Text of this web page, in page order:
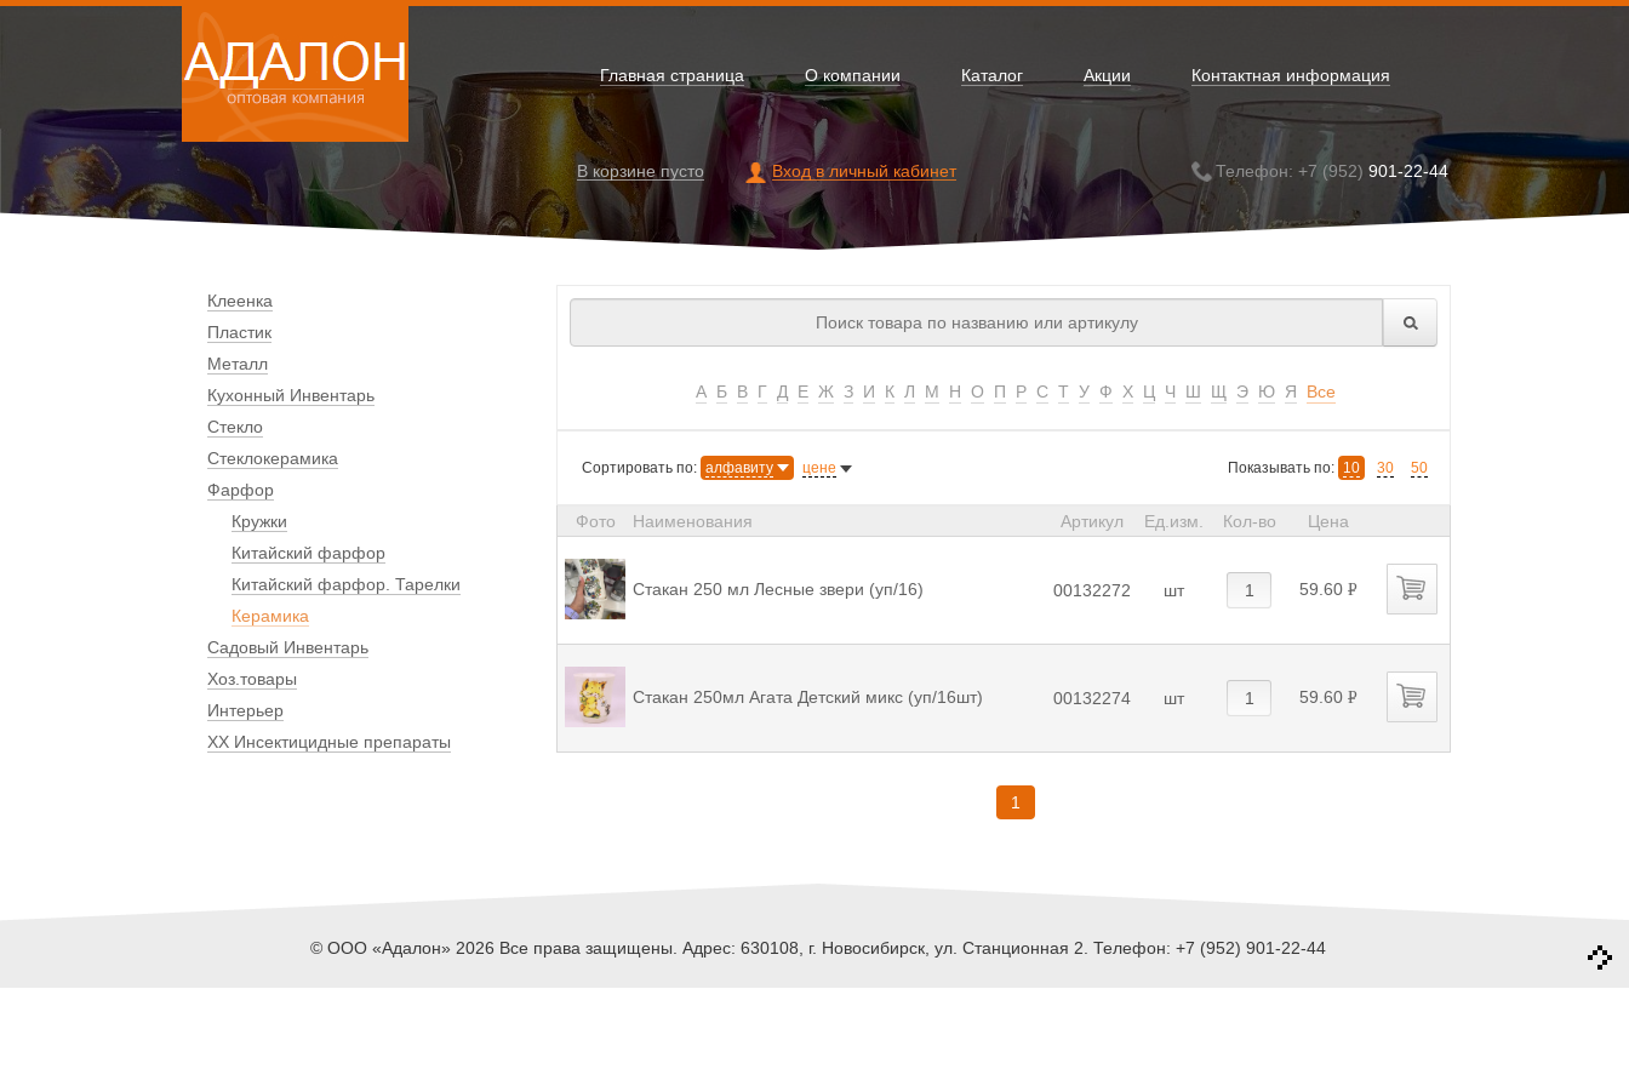
Главная страница О компании Каталог Акции Контактная информация
В корзине пусто Вход в личный кабинет Телефон: +7 (952) 901-22-44
Клеенка
Пластик
Металл
Кухонный Инвентарь
Стекло
Стеклокерамика
Фарфор
Кружки
Китайский фарфор
Китайский фарфор. Тарелки
Керамика
Садовый Инвентарь
Хоз.товары
Интерьер
ХХ Инсектицидные препараты
А Б В Г Д Е Ж З И К Л М Н О П Р С Т У Ф Х Ц Ч Ш Щ Э Ю Я Все
Сортировать по: алфавиту цене Показывать по: 10 30 50
Фото Наименования Артикул Ед.изм. Кол-во Цена
Стакан 250 мл Лесные звери (уп/16) 00132272 шт 59.60 P
Стакан 250мл Агата Детский микс (уп/16шт) 00132274 шт 59.60 P
1
© ООО «Адалон» 2026 Все права защищены. Адрес: 630108, г. Новосибирск, ул. Станционная 2. Телефон: +7 (952) 901-22-44